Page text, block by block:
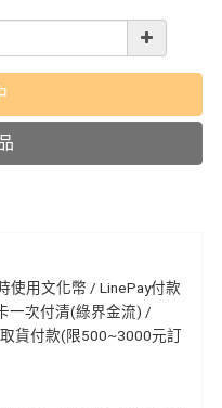
用文化幣 / LinePay付款
一次付清(綠界金流) /
貨付款(限500~3000元訂